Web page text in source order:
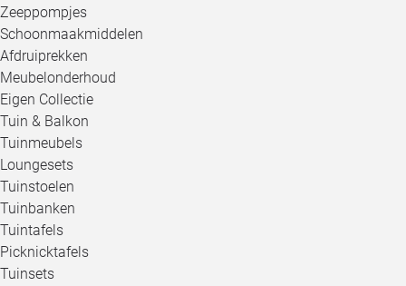
Zeeppompjes
Schoonmaakmiddelen
Afdruiprekken
Meubelonderhoud
Eigen Collectie
Tuin & Balkon
Tuinmeubels
Loungesets
Tuinstoelen
Tuinbanken
Tuintafels
Picknicktafels
Tuinsets